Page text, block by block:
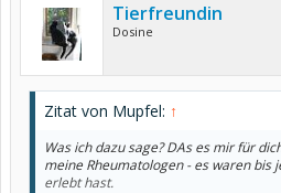
Tierfreundin
Dosine
Zitat von Mupfel: ↑
Was ich dazu sage? DAs es mir für
meine Rheumatologen - es waren bis
erlebt hast.